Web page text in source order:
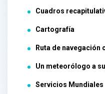
Cuadros
Cartografía
Ruta de navegación
Un meteorólogo a
Servicios Mundiales